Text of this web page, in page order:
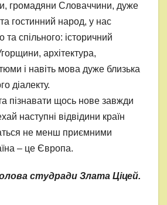
громадяни Словаччини, дуже
гостинний народ, у нас
та спільного: історичний
архітектура,
і навіть мова дуже близька
діалекту.
пізнавати щось нове завжди
наступні відвідини країн
не менш приємними
– це Європа.
студради Злата Ціцей.